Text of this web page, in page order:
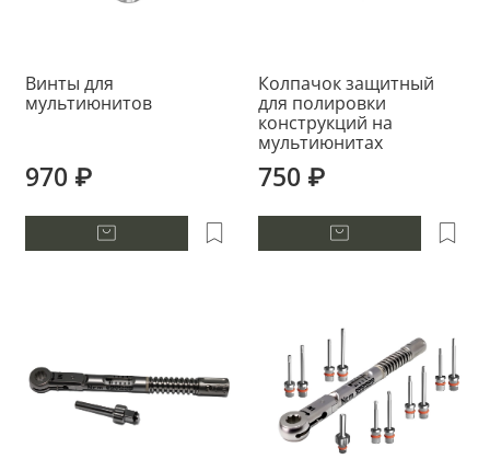
Винты для
мультиюнитов
970 ₽
Колпачок защитный
для полировки
конструкций на
мультиюнитах
750 ₽